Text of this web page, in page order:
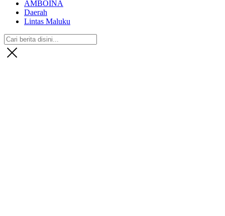
AMBOINA
Daerah
Lintas Maluku